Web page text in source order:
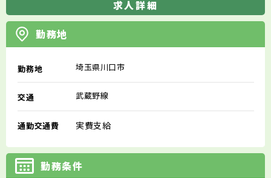
求人詳細
勤務地
勤務地 埼玉県川口市
交通 武蔵野線
通勤交通費 実費支給
勤務条件